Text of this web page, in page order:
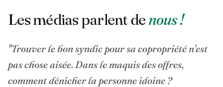
Les médias parlent denous !
"Trouver le bon syndic pour sa copropriété n'est
pas chose aisée. Dans le maquis des offres,
comment dénicher la personne idoine ?